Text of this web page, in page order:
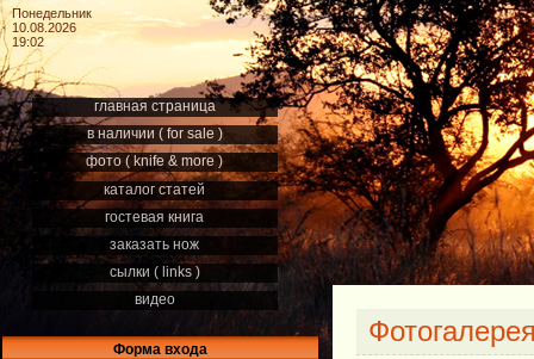
Понедельник
10.08.2026
19:02
главная страница
в наличии ( for sale )
фото ( knife & more )
каталог статей
гостевая книга
заказать нож
сылки ( links )
видео
Форма входа